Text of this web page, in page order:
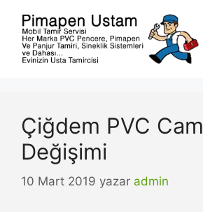
Çiğdem PVC Cam
Değişimi
10 Mart 2019 yazar admin